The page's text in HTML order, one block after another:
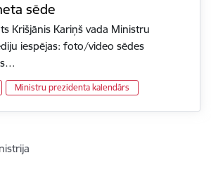
sēde
Krišjānis Kariņš vada Ministru
iespējas: foto/video sēdes
Ministru prezidenta kalendārs